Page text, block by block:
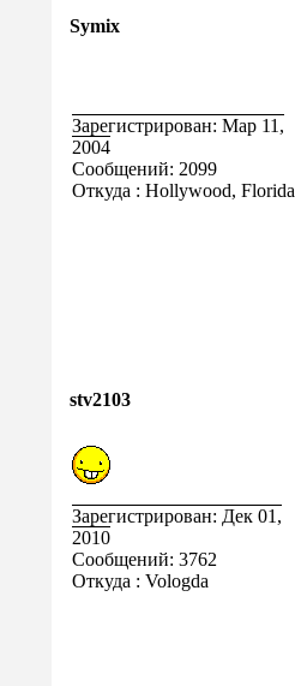
Symix
Зарегистрирован: Мар 11,
2004
Сообщений: 2099
Откуда : Hollywood, Florida
stv2103
Зарегистрирован: Дек 01,
2010
Сообщений: 3762
Откуда : Vologda